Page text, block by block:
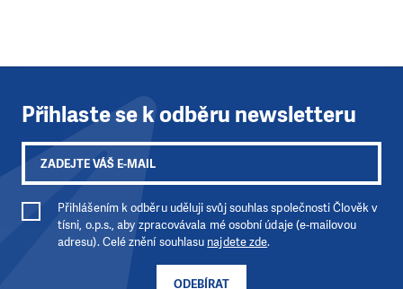
Přihlaste se k odběru newsletteru
ODEBÍRAT
Přihlášením k odběru uděluji svůj souhlas společnosti Člověk v
tísni, o.p.s., aby zpracovávala mé osobní údaje (e-mailovou
adresu). Celé znění souhlasu najdete zde.